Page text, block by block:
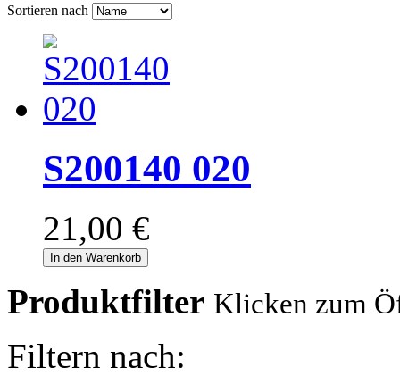
Sortieren nach
S200140 020
21,00 €
In den Warenkorb
Produktfilter Klicken zum
Filtern nach: